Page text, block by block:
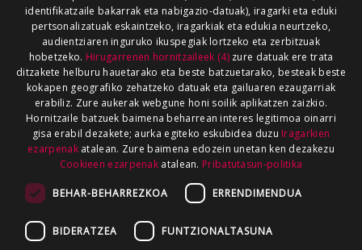
identifikatzaile bakarrak eta nabigazio-datuak), iragarki eta eduki
pertsonalizatuak eskaintzeko, iragarkiak eta edukia neurtzeko,
audientziaren inguruko ikuspegiak lortzeko eta zerbitzuak
hobetzeko. Hirugarrenen hornitzaileek (4)zure datuak ere trata
ditzakete helburu hauetarako eta beste batzuetarako, besteak beste
kokapen geografiko zehatzeko datuak eta gailuaren ezaugarriak
erabiliz. Zure aukerak webgune honi soilik aplikatzen zaizkio.
Hornitzaile batzuek baimena beharrean interes legitimoa oinarri
gisa erabil dezakete; aurka egiteko eskubidea duzu Iragarkien
ezarpenakatalean. Zure baimena edozein unetan ken dezakezu
Cookieen ezarpenak atalean. Pribatutasun-politika
BEHAR-BEHARREZKOA ERRENDIMENDUA
BIDERATZEA FUNTZIONALTASUNA